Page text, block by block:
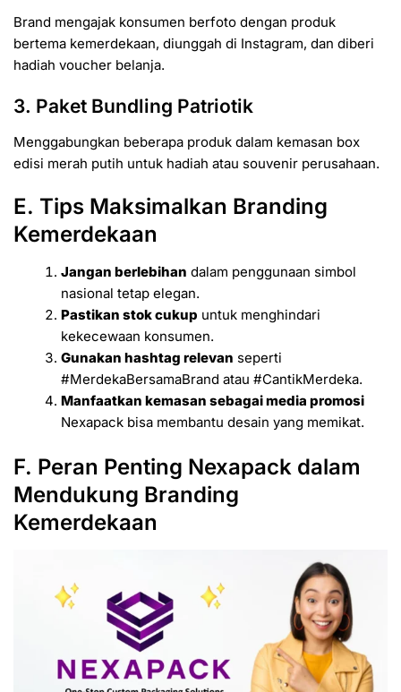
Brand mengajak konsumen berfoto dengan produk
bertema kemerdekaan, diunggah di Instagram, dan diberi
hadiah voucher belanja.
3. Paket Bundling Patriotik
Menggabungkan beberapa produk dalam kemasan box
edisi merah putih untuk hadiah atau souvenir perusahaan.
E. Tips Maksimalkan Branding
Kemerdekaan
Jangan berlebihan dalam penggunaan simbol
nasional tetap elegan.
Pastikan stok cukup untuk menghindari
kekecewaan konsumen.
Gunakan hashtag relevan seperti
#MerdekaBersamaBrand atau #CantikMerdeka.
Manfaatkan kemasan sebagai media promosi
Nexapack bisa membantu desain yang memikat.
F. Peran Penting Nexapack dalam
Mendukung Branding
Kemerdekaan